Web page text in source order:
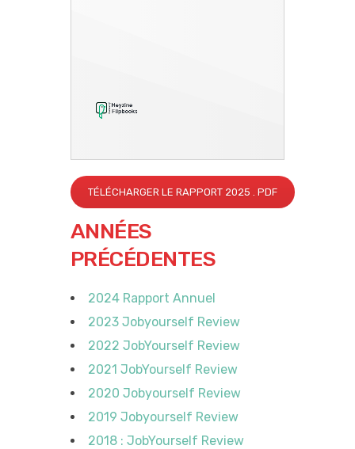
TÉLÉCHARGER LE RAPPORT 2025 . PDF
ANNÉES
PRÉCÉDENTES
2024 Rapport Annuel
2023 Jobyourself Review
2022 JobYourself Review
2021 JobYourself Review
2020 Jobyourself Review
2019 Jobyourself Review
2018 : JobYourself Review